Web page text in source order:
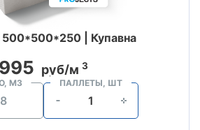
500*500*250 | Купавна
995 руб/м 3
М3 ПАЛЛЕТЫ, ШТ